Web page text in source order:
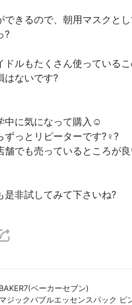
できるので、朝用マスクと
?
ドルもたくさん使っている
はないです?
中に気になって購入☺️
ずっとリピーターです?‍♀️?
舗でも売っているところが
是非試してみて下さいね?
BAKER7(ベーカーセブン)
マジックバブルエッセンスパック ピ